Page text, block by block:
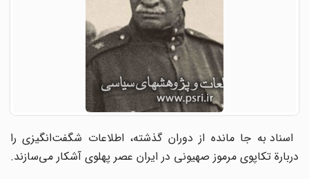
اسناد به جا مانده از دوران گذشته، اطلاعات شگفت‌انگیزی را
دربارة تکاپوی مرموز صهیونی در ایران عصر پهلوی آشکار می‌سازند.